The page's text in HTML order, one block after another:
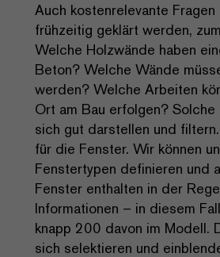
Auch kostenrelevante Fragen
frühzeitig geklärt werden,
Welche Holzwände haben
Beton? Welche Wände
werden? Welche Arbeiten
Ort am Bau erfolgen? Solche
sich gut darstellen und
für die Fenster. Wir können
Fenstertypen definieren und
Fenster enthalten in der
Informationen – in diesem
knapp 200 davon im Modell.
sich selektieren und